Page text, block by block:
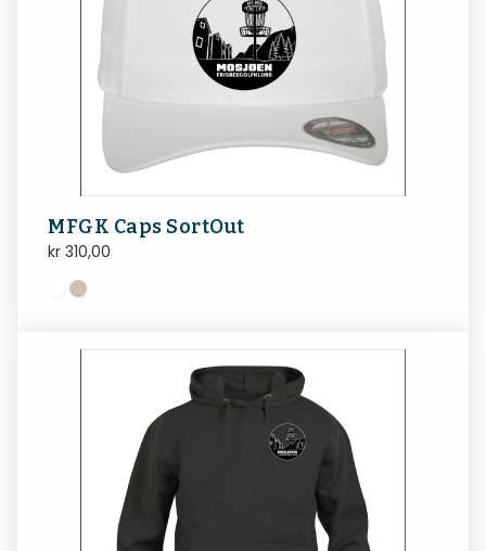
MFGK Caps SortOut
kr 310,00